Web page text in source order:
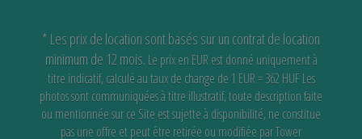
* Les prix de location sont basés sur un contrat de location
minimum de 12 mois. Le prix en EUR est donné uniquement à
titre indicatif, calculé au taux de change de 1 EUR = 362 HUFLes
photos sont communiquées à titre illustratif, toute description faite
ou mentionnée sur ce Site est sujette à disponibilité,ne constitue
pas une offre et peut être retirée ou modifiée par Tower